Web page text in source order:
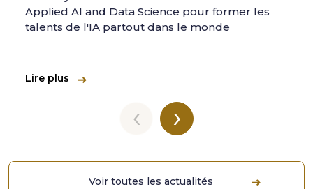
Applied AI and Data Science pour former les
talents de l'IA partout dans le monde
Lire plus
‹ ›
Voir toutes les actualités